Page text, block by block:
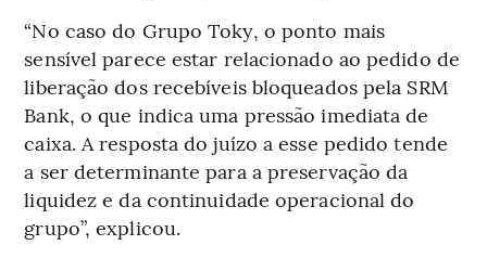
“No caso do Grupo Toky, o ponto mais
sensível parece estar relacionado ao pedido de
liberação dos recebíveis bloqueados pela SRM
Bank, o que indica uma pressão imediata de
caixa. A resposta do juízo a esse pedido tende
a ser determinante para a preservação da
liquidez e da continuidade operacional do
grupo”, explicou.